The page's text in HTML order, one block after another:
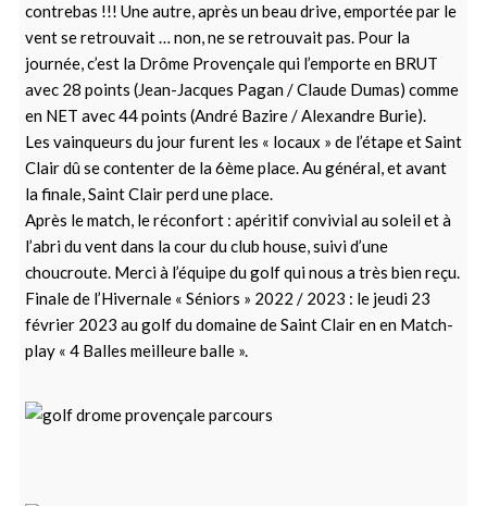
contrebas !!! Une autre, après un beau drive, emportée par le
vent se retrouvait … non, ne se retrouvait pas. Pour la
journée, c’est la Drôme Provençale qui l’emporte en BRUT
avec 28 points (Jean-Jacques Pagan / Claude Dumas) comme
en NET avec 44 points (André Bazire / Alexandre Burie).
Les vainqueurs du jour furent les « locaux » de l’étape et Saint
Clair dû se contenter de la 6ème place. Au général, et avant
la finale, Saint Clair perd une place.
Après le match, le réconfort : apéritif convivial au soleil et à
l’abri du vent dans la cour du club house, suivi d’une
choucroute. Merci à l’équipe du golf qui nous a très bien reçu.
Finale de l’Hivernale « Séniors » 2022 / 2023 : le jeudi 23
février 2023 au golf du domaine de Saint Clair en en Match-
play « 4 Balles meilleure balle ».